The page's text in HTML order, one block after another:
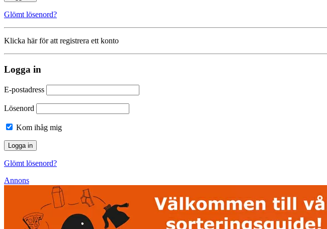
Glömt lösenord?
Klicka här för att registrera ett konto
Logga in
E-postadress
Lösenord
Kom ihåg mig
Glömt lösenord?
Annons